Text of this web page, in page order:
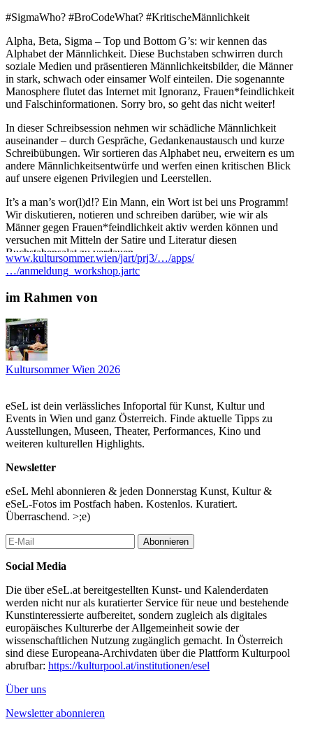
#SigmaWho? #BroCodeWhat? #KritischeMännlichkeit
Alpha, Beta, Sigma – Top und Bottom G’s: wir kennen das
Alphabet der Männlichkeit. Diese Buchstaben schwirren durch
soziale Medien und präsentieren Männlichkeitsbilder, die Männer
in stark, schwach oder einsamer Wolf einteilen. Die sogenannte
Manosphere flutet das Internet mit Ignoranz, Frauen*feindlichkeit
und Falschinformationen. Sorry bro, so geht das nicht weiter!
In dieser Schreibsession nehmen wir schädliche Männlichkeit
auseinander – durch Gespräche, Gedankenaustausch und kurze
Schreibübungen. Wir sortieren das Alphabet neu, erweitern es um
andere Männlichkeitsentwürfe und werfen einen kritischen Blick
auf unsere eigenen Privilegien und Leerstellen.
It’s a man’s wor(l)d!? Ein Mann, ein Wort ist bei uns Programm!
Wir diskutieren, notieren und schreiben darüber, wie wir als
Männer gegen Frauen*feindlichkeit aktiv werden können und
versuchen mit Mitteln der Satire und Literatur diesen
Buchstabensalat zu verdauen.
Der Workshop wird auf Deutsch angeleitet. Die Workshopleitung
Oberösterreich & Englisch und kann dich bei Fragen in diesen
Zur Workshopleitung:
Muhammet Ali Baş studierte Sprachkunst und
Ausstellungstheorie und -praxis an der Universität für
angewandte Kunst Wien. Er arbeitet als Kurator und
Community-Projekten – zuletzt für das Weltmuseum Wien und
die Tangente St. Pölten. Als Sprachkünstler arbeitet er
interdisziplinär zu Themen wie Sprache, Erinnerung und
Diskriminierungsformen. In unterschiedlichen Projekten vermittelt
er künstlerische und literarische Praxen zu Empowerment und
Selbstwirksamkeit. 2017 war er nominiert für den Peter-Turrini-
des Landes Vorarlberg.
Der Kuseng (Kian Kaiser) wurde 1989 in Teheran geboren und
wuchs in Oberösterreich auf. Nach ersten Auftritten vor dem
elterlichen Sofa und im Klassenzimmer stand er 2023 erstmals auf
einer Comedybühne. Seither folgten Auftritte bei PCCC*, FM4
und dem Kultursommer Wien. 2025 feierte er mit „Hoamatlond,
Standing Ovations erhielt und im selben Jahr den Kabarettpreis in
der Kategorie Förderpreis. Neben Kabarett schreibt er für
Magazine, moderiert und bringt auf der Bühne Humor und
Gesellschaftskritik zusammen.
Besetzung
Workshopleitung: Muhammet Ali Baş
Workshopleitung: Kian Kaiser
www.kultursommer.wien/jart/prj3/…/apps/
…/anmeldung_workshop.jartc
im Rahmen von
Kultursommer Wien 2026
eSeL ist dein verlässliches Infoportal für Kunst, Kultur und
Events in Wien und ganz Österreich. Finde aktuelle Tipps zu
Ausstellungen, Museen, Theater, Performances, Kino und
weiteren kulturellen Highlights.
Newsletter
eSeL Mehl abonnieren & jeden Donnerstag Kunst, Kultur &
eSeL-Fotos im Postfach haben. Kostenlos. Kuratiert.
Überraschend. >;e)
Abonnieren
Social Media
Die über eSeL.at bereitgestellten Kunst- und Kalenderdaten
werden nicht nur als kuratierter Service für neue und bestehende
Kunstinteressierte aufbereitet, sondern zugleich als digitales
europäisches Kulturerbe der Allgemeinheit sowie der
wissenschaftlichen Nutzung zugänglich gemacht. In Österreich
sind diese Europeana-Archivdaten über die Plattform Kulturpool
abrufbar: https://kulturpool.at/institutionen/esel
Über uns
Newsletter abonnieren